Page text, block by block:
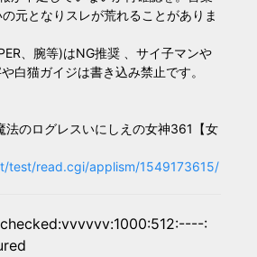
元となりスレが荒れることがありま
、腕等)はNG推奨 、サイ子マンや
白猫ガイジは書き込み禁止です。
法のログレスいにしえの女神361【女
test/read.cgi/applism/1549173615/
checked:vvvvvv:1000:512:----: